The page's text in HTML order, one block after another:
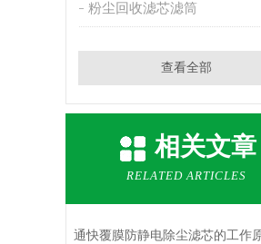
粉尘回收滤芯滤筒
查看全部
相关文章
RELATED ARTICLES